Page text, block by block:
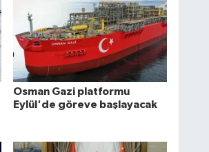
Osman Gazi platformu
Eylül'de göreve başlayacak